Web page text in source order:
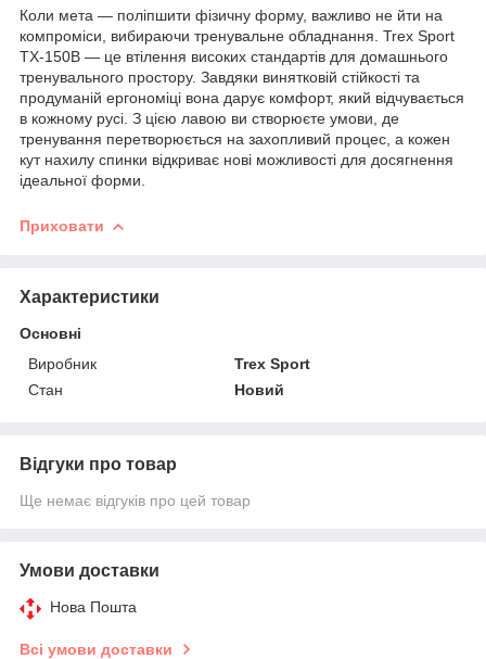
Коли мета — поліпшити фізичну форму, важливо не йти на
компроміси, вибираючи тренувальне обладнання. Trex Sport
TX-150B — це втілення високих стандартів для домашнього
тренувального простору. Завдяки винятковій стійкості та
продуманій ергономіці вона дарує комфорт, який відчувається
в кожному русі. З цією лавою ви створюєте умови, де
тренування перетворюється на захопливий процес, а кожен
кут нахилу спинки відкриває нові можливості для досягнення
ідеальної форми.
Приховати
Характеристики
Основні
Виробник
Trex Sport
Стан
Новий
Відгуки про товар
Ще немає відгуків про цей товар
Умови доставки
Нова Пошта
Всі умови доставки